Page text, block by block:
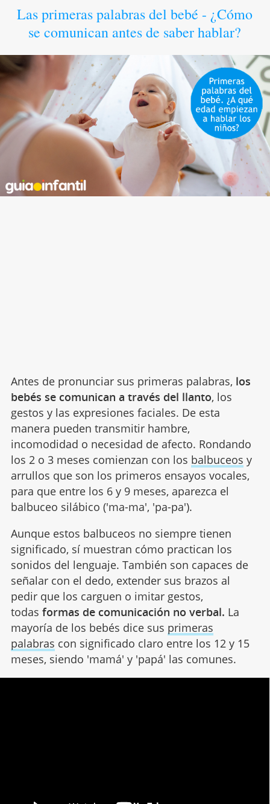
Las primeras palabras del bebé - ¿Cómo
se comunican antes de saber hablar?
Antes de pronunciar sus primeras palabras, los
bebés se comunican a través del llanto, los
gestos y las expresiones faciales. De esta
manera pueden transmitir hambre,
incomodidad o necesidad de afecto. Rondando
los 2 o 3 meses comienzan con los balbuceos y
arrullos que son los primeros ensayos vocales,
para que entre los 6 y 9 meses, aparezca el
balbuceo silábico ('ma-ma', 'pa-pa').
Aunque estos balbuceos no siempre tienen
significado, sí muestran cómo practican los
sonidos del lenguaje. También son capaces de
señalar con el dedo, extender sus brazos al
pedir que los carguen o imitar gestos,
todas formas de comunicación no verbal. La
mayoría de los bebés dice sus primeras
palabras con significado claro entre los 12 y 15
meses, siendo 'mamá' y 'papá' las comunes.